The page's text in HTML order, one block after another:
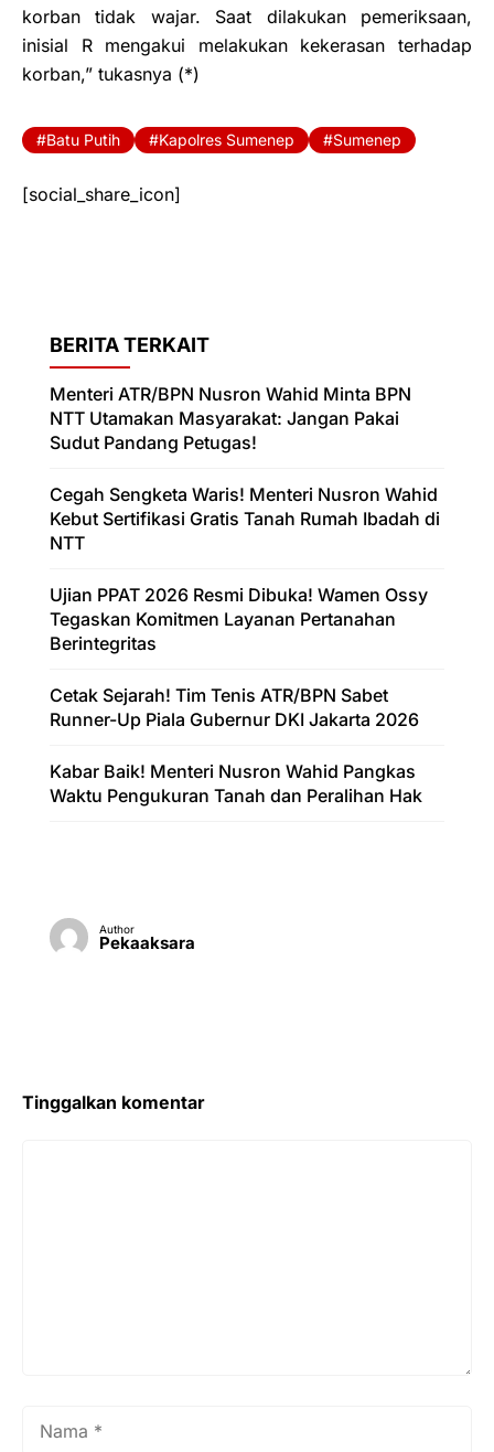
korban tidak wajar. Saat dilakukan pemeriksaan,
inisial R mengakui melakukan kekerasan terhadap
korban,” tukasnya (*)
Batu Putih Kapolres Sumenep Sumenep
[social_share_icon]
BERITA TERKAIT
Menteri ATR/BPN Nusron Wahid Minta BPN
NTT Utamakan Masyarakat: Jangan Pakai
Sudut Pandang Petugas!
Cegah Sengketa Waris! Menteri Nusron Wahid
Kebut Sertifikasi Gratis Tanah Rumah Ibadah di
NTT
Ujian PPAT 2026 Resmi Dibuka! Wamen Ossy
Tegaskan Komitmen Layanan Pertanahan
Berintegritas
Cetak Sejarah! Tim Tenis ATR/BPN Sabet
Runner-Up Piala Gubernur DKI Jakarta 2026
Kabar Baik! Menteri Nusron Wahid Pangkas
Waktu Pengukuran Tanah dan Peralihan Hak
Author
Pekaaksara
Tinggalkan komentar